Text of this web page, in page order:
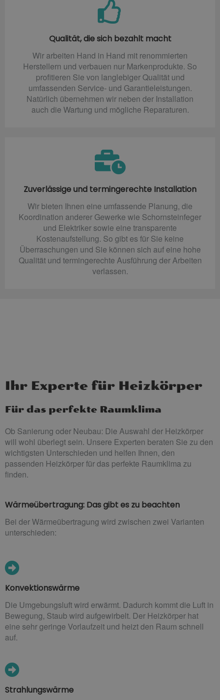
Qualität, die sich bezahlt macht
Wir arbeiten Hand in Hand mit renommierten
Herstellern und verbauen nur Markenprodukte. So
profitieren Sie von langlebiger Qualität und
umfassenden Service- und Garantieleistungen.
Natürlich übernehmen wir neben der Installation
auch die Wartung und mögliche Reparaturen.
Zuverlässige und termingerechte Installation
Wir bieten Ihnen eine umfassende Planung, die
Koordination anderer Gewerke wie Schornsteinfeger
und Elektriker sowie eine transparente
Kostenaufstellung. So gibt es für Sie keine
Überraschungen und Sie können sich auf eine hohe
Qualität und termingerechte Ausführung der Arbeiten
verlassen.
Ihr Experte für Heizkörper
Für das perfekte Raumklima
Ob Sanierung oder Neubau: Die Auswahl der Heizkörper
will wohl überlegt sein. Unsere Experten beraten Sie zu den
wichtigsten Unterschieden und helfen Ihnen, den
passenden Heizkörper für das perfekte Raumklima zu
finden.
Wärmeübertragung: Das gibt es zu beachten
Bei der Wärmeübertragung wird zwischen zwei Varianten
unterschieden:
Konvektionswärme
Die Umgebungsluft wird erwärmt. Dadurch kommt die Luft in
Bewegung, Staub wird aufgewirbelt. Der Heizkörper hat
eine sehr geringe Vorlaufzeit und heizt den Raum schnell
auf.
Strahlungswärme